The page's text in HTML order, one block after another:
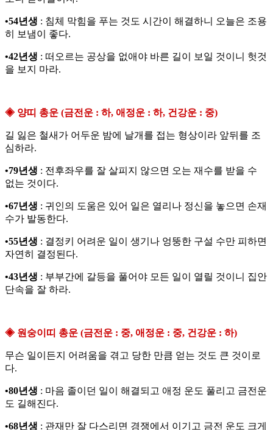
•54년생 : 침체 막힘을 푸는 것도 시간이 해결하니 오늘은 조용
히 보냄이 좋다.
•42년생 : 떠오르는 공상을 없애야 바른 길이 보일 것이니 헛것
을 보지 마라.
◈ 양띠 총운 (금전운 : 하, 애정운 : 하, 건강운 : 중)
길 잃은 철새가 어두운 밤에 날개를 접는 형상이라 앞뒤를 조
심하라.
•79년생 : 전후좌우를 잘 살피지 않으면 오는 재수를 받을 수
없는 것이다.
•67년생 : 귀인의 도움은 있어 일은 열리나 정신을 놓으면 손재
수가 발동한다.
•55년생 : 결정키 어려운 일이 생기나 엉뚱한 구설 수만 피하면
자연히 결정된다.
•43년생 : 부부간에 갈등을 풀어야 모든 일이 열릴 것이니 집안
단속을 잘 하라.
◈ 원숭이띠 총운 (금전운 : 중, 애정운 : 중, 건강운 : 하)
무슨 일이든지 어려움을 겪고 당한 만큼 얻는 것도 큰 것이로
다.
•80년생 : 마음 졸이던 일이 해결되고 애정 운도 풀리고 금전운
도 길해진다.
•68년생 : 관재만 잘 다스리면 경쟁에서 이기고 금전 운도 크게